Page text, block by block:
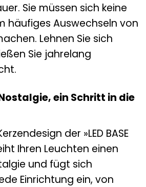
Sie müssen sich keine
häufiges Auswechseln von
Lehnen Sie sich
Sie jahrelang
ein Schritt in die
der »LED BASE
Ihren Leuchten einen
und fügt sich
Einrichtung ein, von